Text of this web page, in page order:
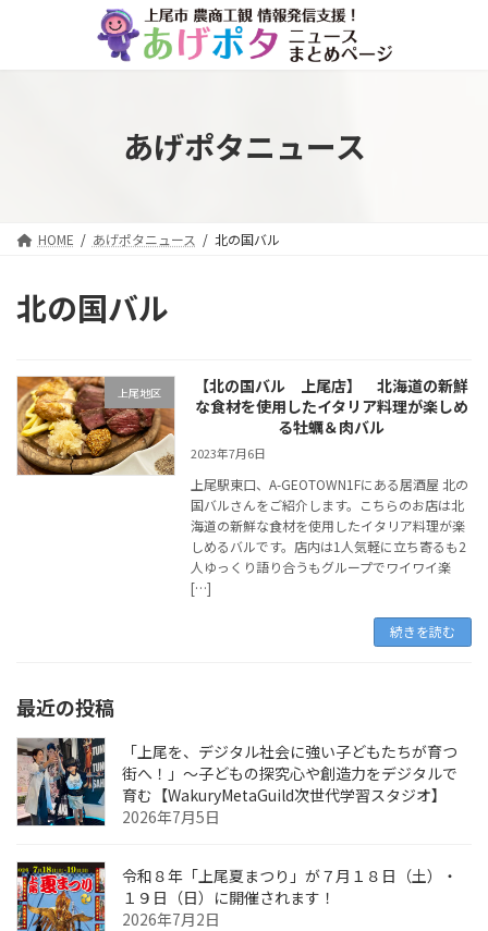
ン
ー
あげポタニュース
HOME あげポタニュース 北の国バル
北の国バル
上尾地区
【北の国バル 上尾店】 北海道の新鮮
な食材を使用したイタリア料理が楽しめ
る牡蠣＆肉バル
2023年7月6日
上尾駅東口、A-GEOTOWN1Fにある居酒屋 北の
国バルさんをご紹介します。こちらのお店は北
海道の新鮮な食材を使用したイタリア料理が楽
しめるバルです。店内は1人気軽に立ち寄るも2
人ゆっくり語り合うもグループでワイワイ楽
[…]
続きを読む
最近の投稿
「上尾を、デジタル社会に強い子どもたちが育つ
街へ！」〜子どもの探究心や創造力をデジタルで
育む【WakuryMetaGuild次世代学習スタジオ】
2026年7月5日
令和８年「上尾夏まつり」が７月１８日（土）・
１９日（日）に開催されます！
2026年7月2日